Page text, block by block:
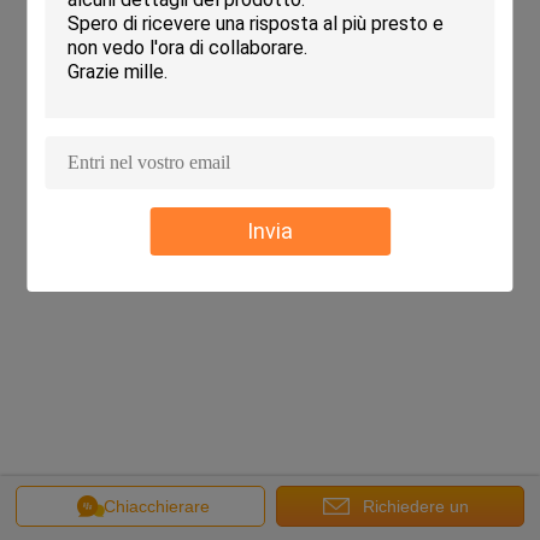
Invia
Chiacchierare Richiedere un